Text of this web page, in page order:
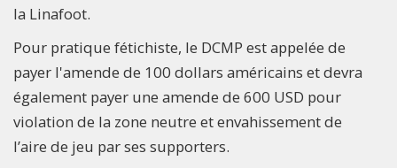
la Linafoot.
Pour pratique fétichiste, le DCMP est appelée de
payer l'amende de 100 dollars américains et devra
également payer une amende de 600 USD pour
violation de la zone neutre et envahissement de
l’aire de jeu par ses supporters.